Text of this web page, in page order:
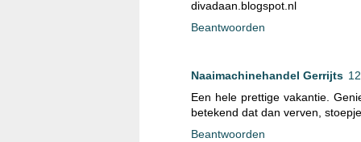
divadaan.blogspot.nl
Beantwoorden
Naaimachinehandel Gerrijts
Een hele prettige vakantie.
betekend dat dan verven,
Beantwoorden